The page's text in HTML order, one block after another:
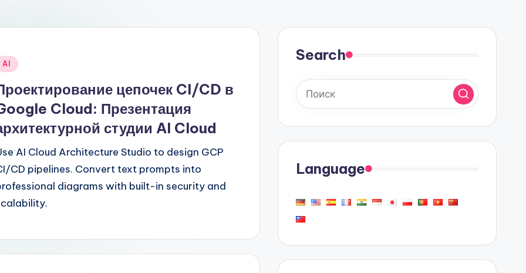
AI
цепочек CI/CD в
Cloud: Презентация
студии AI Cloud
AI Cloud Architecture Studio to design GCP
CD pipelines. Convert text prompts into
diagrams with built-in security and
Search
Language